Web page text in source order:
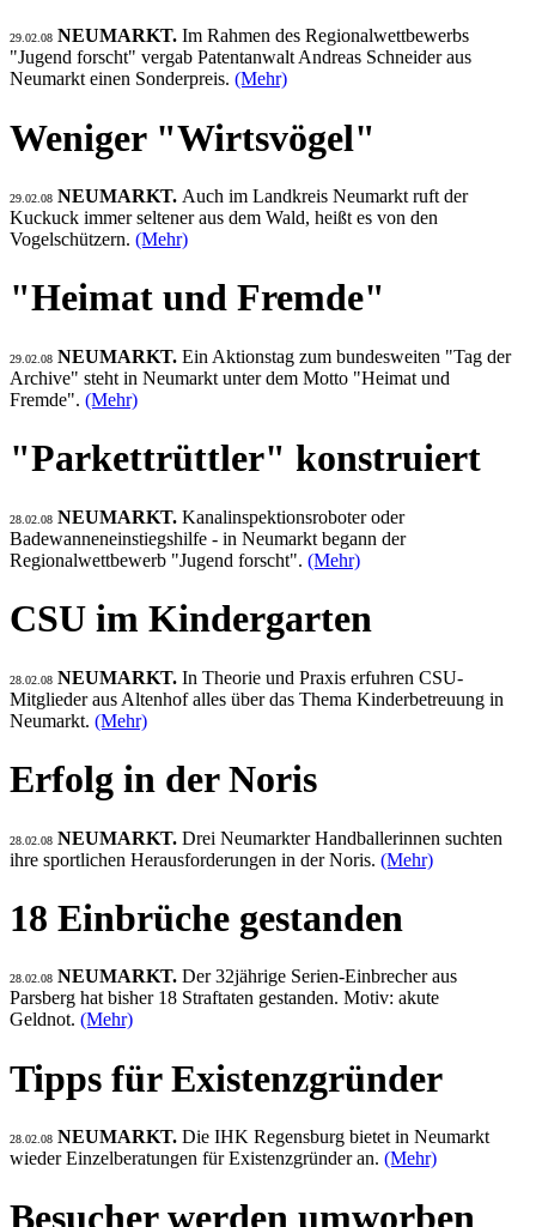
29.02.08 NEUMARKT. Im Rahmen des Regionalwettbewerbs
"Jugend forscht" vergab Patentanwalt Andreas Schneider aus
Neumarkt einen Sonderpreis. (Mehr)
Weniger "Wirtsvögel"
29.02.08 NEUMARKT. Auch im Landkreis Neumarkt ruft der
Kuckuck immer seltener aus dem Wald, heißt es von den
Vogelschützern. (Mehr)
"Heimat und Fremde"
29.02.08 NEUMARKT. Ein Aktionstag zum bundesweiten "Tag der
Archive" steht in Neumarkt unter dem Motto "Heimat und
Fremde". (Mehr)
"Parkettrüttler" konstruiert
28.02.08 NEUMARKT. Kanalinspektionsroboter oder
Badewanneneinstiegshilfe - in Neumarkt begann der
Regionalwettbewerb "Jugend forscht". (Mehr)
CSU im Kindergarten
28.02.08 NEUMARKT. In Theorie und Praxis erfuhren CSU-
Mitglieder aus Altenhof alles über das Thema Kinderbetreuung in
Neumarkt. (Mehr)
Erfolg in der Noris
28.02.08 NEUMARKT. Drei Neumarkter Handballerinnen suchten
ihre sportlichen Herausforderungen in der Noris. (Mehr)
18 Einbrüche gestanden
28.02.08 NEUMARKT. Der 32jährige Serien-Einbrecher aus
Parsberg hat bisher 18 Straftaten gestanden. Motiv: akute
Geldnot. (Mehr)
Tipps für Existenzgründer
28.02.08 NEUMARKT. Die IHK Regensburg bietet in Neumarkt
wieder Einzelberatungen für Existenzgründer an. (Mehr)
Besucher werden umworben